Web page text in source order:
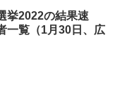
挙2022の結果速
一覧（1月30日、広